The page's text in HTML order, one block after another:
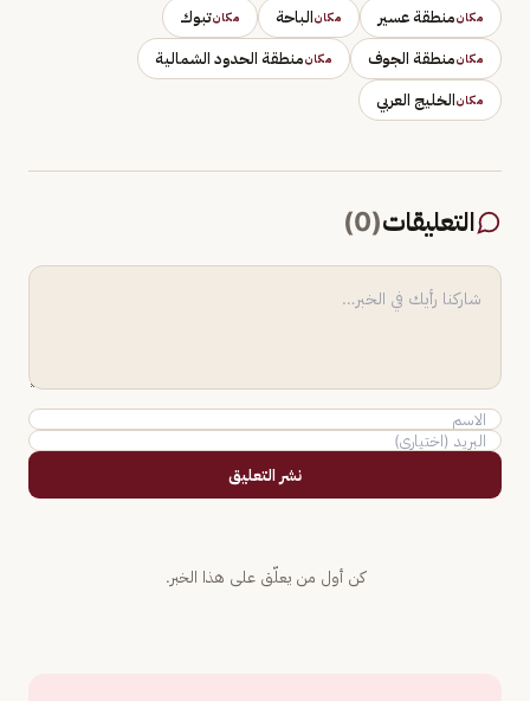
مكانمنطقة عسير مكانالباحة مكانتبوك
مكانمنطقة الجوف مكانمنطقة الحدود الشمالية
مكانالخليج العربي
التعليقات(
0
)
نشر التعليق
كن أول من يعلّق على هذا الخبر.